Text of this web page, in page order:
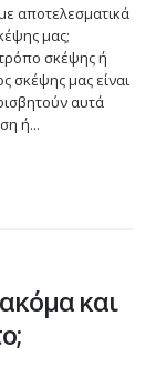
αποτελεσματικά
μας;
σκέψης ή
σκέψης μας είναι
αυτά
ή...
και